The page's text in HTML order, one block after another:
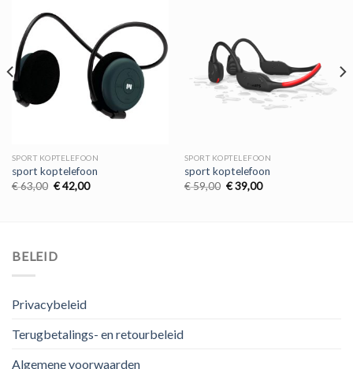
SPORT KOPTELEFOON
sport koptelefoon
€63,00 Oorspronkelijke
€42,00Huidige
SPORT KOPTELEFOON
sport koptelefoon
€59,00 Oorspronkelijke
€39,00Huidige
BELEID
Privacybeleid
Terugbetalings- en retourbeleid
Algemene voorwaarden